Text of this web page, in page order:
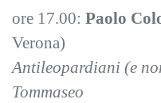
ore 17.00: Paolo
Verona)
Antileopardiani (e
Tommaseo